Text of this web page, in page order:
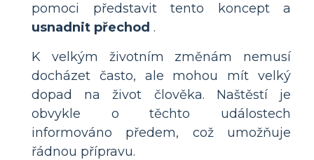
pomoci představit tento koncept a
usnadnit přechod .
K velkým životním změnám nemusí
docházet často, ale mohou mít velký
dopad na život člověka. Naštěstí je
obvykle o těchto událostech
informováno předem, což umožňuje
řádnou přípravu.